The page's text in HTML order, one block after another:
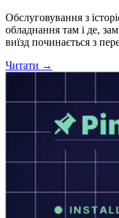
Обслуговування з
обладнання там і де,
виїзд починається з
Читати →